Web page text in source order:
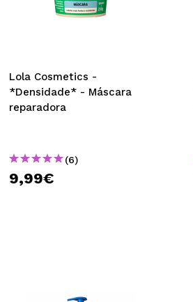
Lola Cosmetics -
*Densidade* - Máscara
reparadora
(6)
9,99€